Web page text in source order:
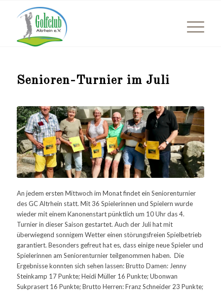
Senioren-Turnier im Juli
An jedem ersten Mittwoch im Monat findet ein Seniorenturnier
des GC Altrhein statt. Mit 36 Spielerinnen und Spielern wurde
wieder mit einem Kanonenstart pünktlich um 10 Uhr das 4.
Turnier in dieser Saison gestartet. Auch der Juli hat mit
überwiegend sonnigem Wetter einen störungsfreien Spielbetrieb
garantiert. Besonders gefreut hat es, dass einige neue Spieler und
Spielerinnen am Seniorenturnier teilgenommen haben. Die
Ergebnisse konnten sich sehen lassen: Brutto Damen: Jenny
Steinkamp 17 Punkte; Heidi Müller 16 Punkte; Ubonwan
Sukprasert 16 Punkte; Brutto Herren: Franz Schneider 23 Punkte;